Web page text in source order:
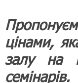
цінами,
залу на